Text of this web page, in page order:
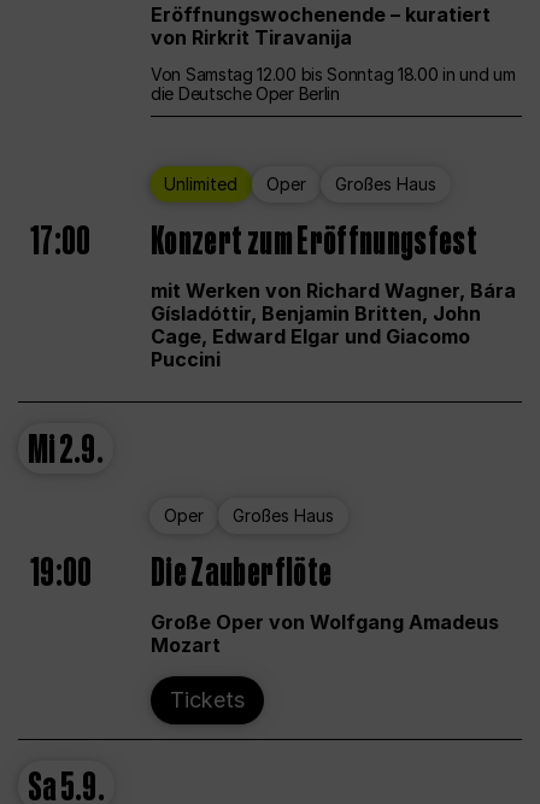
Eröffnungswochenende – kuratiert
von Rirkrit Tiravanija
Von Samstag 12.00 bis Sonntag 18.00 in und um
die Deutsche Oper Berlin
Unlimited Oper Großes Haus
17:00 Konzert zum Eröffnungsfest
mit Werken von Richard Wagner, Bára
Gísladóttir, Benjamin Britten, John
Cage, Edward Elgar und Giacomo
Puccini
Mi2.9.
Oper Großes Haus
19:00 Die Zauberflöte
Große Oper von Wolfgang Amadeus
Mozart
Tickets
Sa5.9.